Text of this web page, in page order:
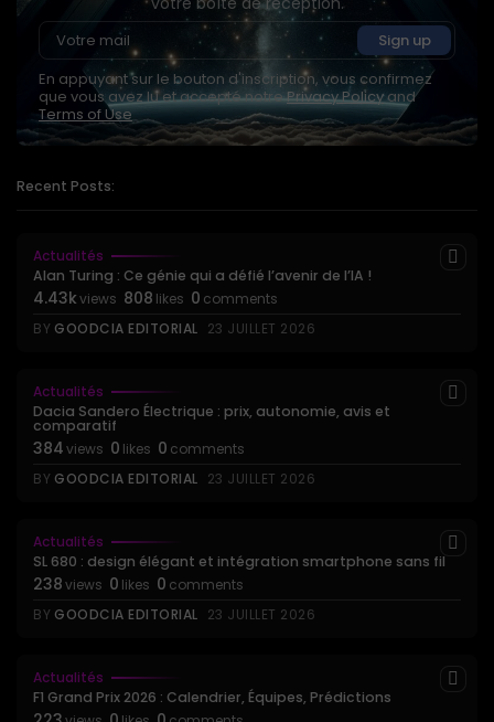
En appuyant sur le bouton d'inscription, vous confirmez
que vous avez lu et accepté notrePrivacy Policyand
Terms of Use
Recent Posts:
Actualités
Alan Turing : Ce génie qui a défié l’avenir de l’IA !
4.43kviews 808 likes 0 comments
BY GOODCIA EDITORIAL 23 JUILLET 2026
Actualités
Dacia Sandero Électrique : prix, autonomie, avis et
comparatif
384views 0 likes 0 comments
BY GOODCIA EDITORIAL 23 JUILLET 2026
Actualités
SL 680 : design élégant et intégration smartphone sans fil
238views 0 likes 0 comments
BY GOODCIA EDITORIAL 23 JUILLET 2026
Actualités
F1 Grand Prix 2026 : Calendrier, Équipes, Prédictions